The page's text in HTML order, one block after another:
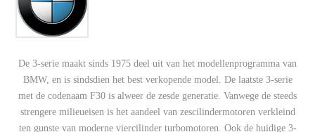
met tuning kost dit
vervuiling in het inlaattraject te beperken en de
motor constanter te laten lopen. Zoek je dus
maatwerksoftware, dan is dit model daar zeer
De 3-serie maakt sinds 1975 deel uit van het modellenprogramma van
BMW, en is sindsdien het best verkopende model. De laatste 3-serie
met de codenaam F30 is alweer de zesde generatie. Vanwege de steeds
strengere milieueisen is het aandeel van zescilindermotoren verkleind
ten gunste van moderne viercilinder turbomotoren. Ook de huidige 3-